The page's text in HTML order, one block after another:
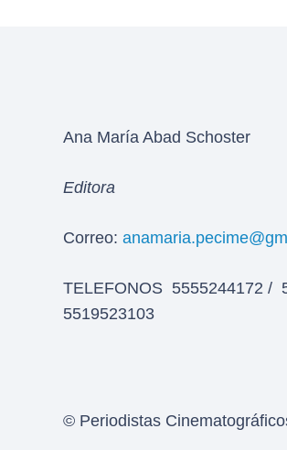
Ana María Abad Schoster
Editora
Correo:
TELEFONOS 5555244172 /
5519523103
© Periodistas